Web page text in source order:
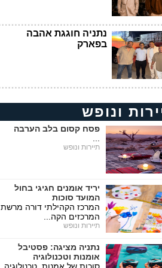
נתניה חוגגת אהבה
בפארק
ונופש
פסח קסום בלב הערבה
תיירות ונופש
יריד אומנים חגיגי בחול
המועד סוכות
המרכז הקהילתי דורה מרשת
המרכזים הקה...
תיירות ונופש
נתניה מציגה: פסטיבל
אומנות וטכנולוגיה